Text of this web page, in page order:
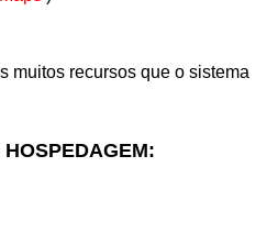
muitos recursos que o sistema